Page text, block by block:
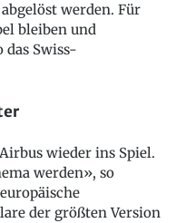
werden. Für
bleiben und
Swiss-
wieder ins Spiel.
werden», so
der größten Version